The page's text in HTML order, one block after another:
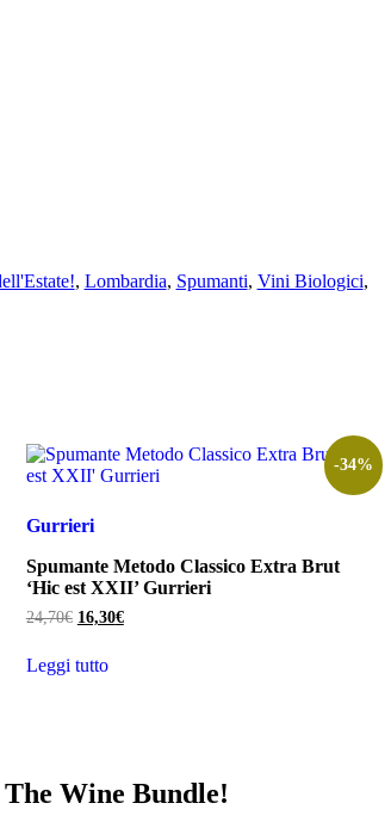
, Lombardia, Spumanti, Vini Biologici,
-34%
Gurrieri
Spumante Metodo Classico Extra Brut
‘Hic est XXII’ Gurrieri
24,70€ Il
era:
16,30€Il
Leggi tutto
Wine Bundle!